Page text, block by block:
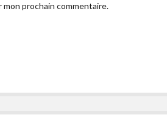
prochain commentaire.